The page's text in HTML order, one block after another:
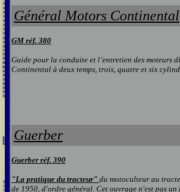
Général Motors Continental
GM réf. 380
Guide pour la conduite et l’entretien des moteurs
Continental à deux temps, trois, quatre et six
Guerber
Guerber réf. 390
"La pratique du tracteur" du motoculteur au
de 1950, d'ordre général. Cet ouvrage n'est pas